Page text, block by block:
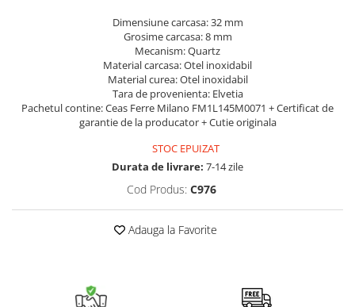
Dimensiune carcasa: 32 mm
Grosime carcasa: 8 mm
Mecanism: Quartz
Material carcasa: Otel inoxidabil
Material curea: Otel inoxidabil
Tara de provenienta: Elvetia
Pachetul contine: Ceas Ferre Milano FM1L145M0071 + Certificat de
garantie de la producator + Cutie originala
STOC EPUIZAT
Durata de livrare: 7-14 zile
Cod Produs: C976
Adauga la Favorite